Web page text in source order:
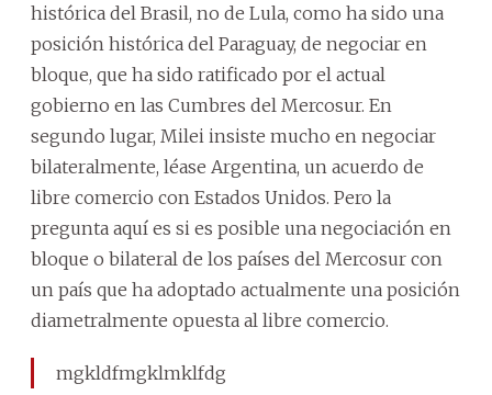
histórica del Brasil, no de Lula, como ha sido una
posición histórica del Paraguay, de negociar en
bloque, que ha sido ratificado por el actual
gobierno en las Cumbres del Mercosur. En
segundo lugar, Milei insiste mucho en negociar
bilateralmente, léase Argentina, un acuerdo de
libre comercio con Estados Unidos. Pero la
pregunta aquí es si es posible una negociación en
bloque o bilateral de los países del Mercosur con
un país que ha adoptado actualmente una posición
diametralmente opuesta al libre comercio.
mgkldfmgklmklfdg